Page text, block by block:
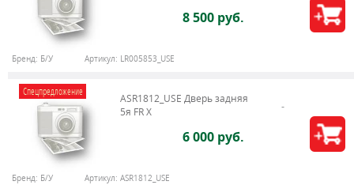
8 500 руб.
Бренд: Б/У Артикул: LR005853_USE
Спецпредложение
ASR1812_USE Дверь задняя
5я FR X
6 000 руб.
Бренд: Б/У Артикул: ASR1812_USE